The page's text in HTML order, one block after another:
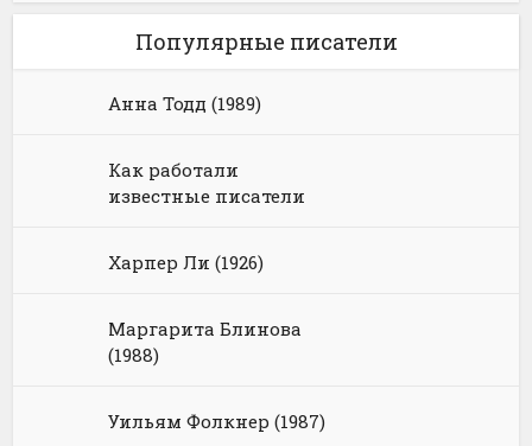
Популярные писатели
Анна Тодд (1989)
Как работали
известные писатели
Харпер Ли (1926)
Маргарита Блинова
(1988)
Уильям Фолкнер (1987)